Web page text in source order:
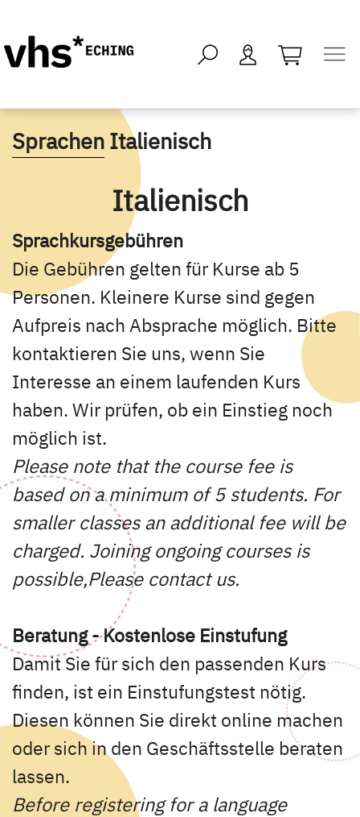
öffnen -
Sprachen Italienisch
Italienisch
Sprachkursgebühren
Die Gebühren gelten für Kurse ab 5
Personen. Kleinere Kurse sind gegen
Aufpreis nach Absprache möglich. Bitte
kontaktieren Sie uns, wenn Sie
Interesse an einem laufenden Kurs
haben. Wir prüfen, ob ein Einstieg noch
möglich ist.
Please note that the course fee is
based on a minimum of 5 students. For
smaller classes an additional fee will be
charged. Joining ongoing courses is
possible,Please contact us.
Beratung - Kostenlose Einstufung
Damit Sie für sich den passenden Kurs
finden, ist ein Einstufungstest nötig.
Diesen können Sie direkt online machen
oder sich in den Geschäftsstelle beraten
lassen.
Before registering for a language